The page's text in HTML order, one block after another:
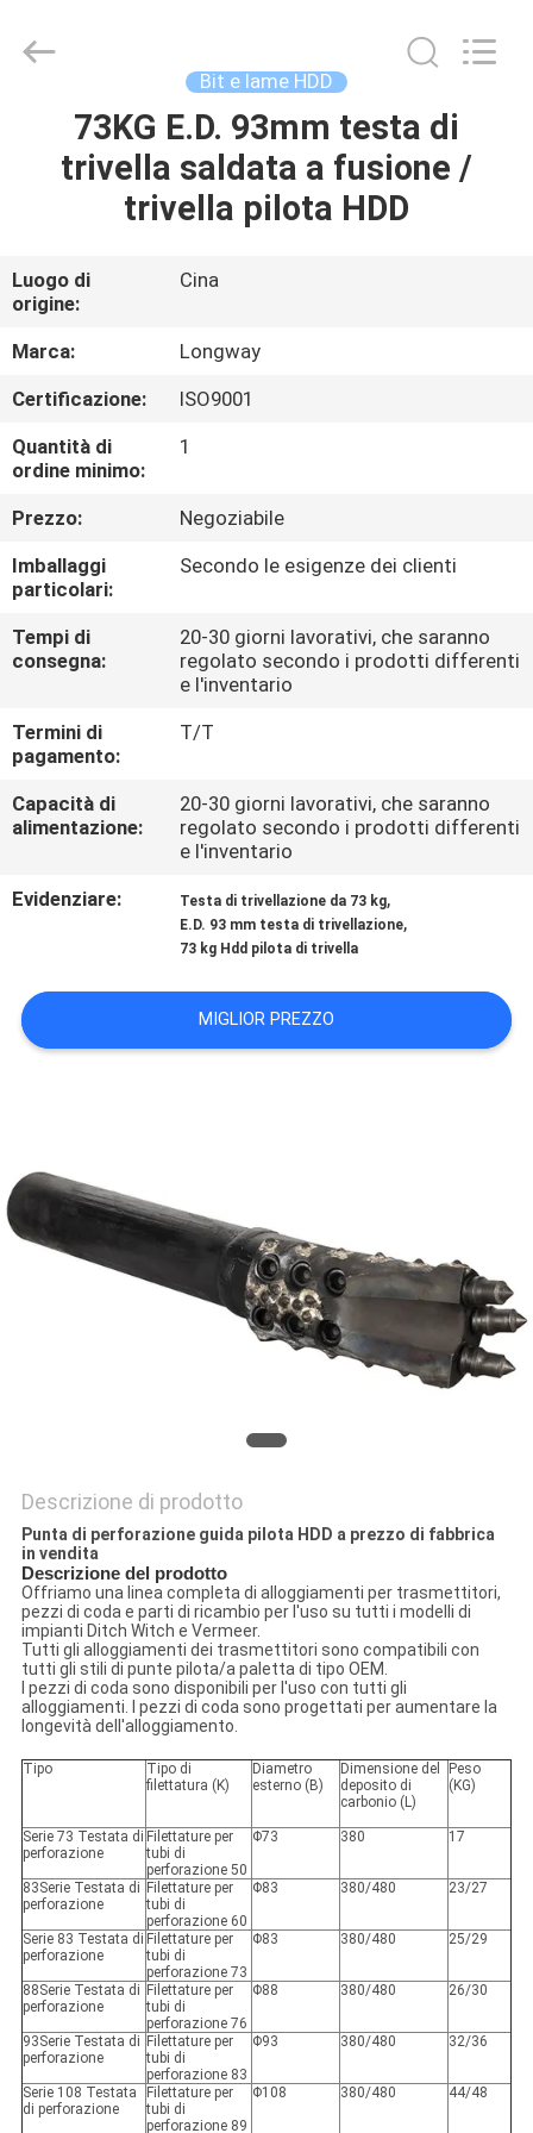
CASA.
PRODOTTI
VIDEO
DI
NOI
VISITA
ALLA
FABBRICA
CONTROLLO
DELLA
MAPPA
DEL
PRIVACY
POLICY
Drill
Bit e lame HDD
73KG E.D. 93mm testa di
trivella saldata a fusione /
trivella pilota HDD
Luogo di
origine:
Cina
Marca:
Longway
Certificazione:
ISO9001
Quantità di
ordine minimo:
1
Prezzo:
Negoziabile
Imballaggi
particolari:
Secondo le esigenze dei clienti
Tempi di
consegna:
20-30 giorni lavorativi, che saranno
regolato secondo i prodotti differenti
e l'inventario
Termini di
pagamento:
T/T
Capacità di
alimentazione:
20-30 giorni lavorativi, che saranno
regolato secondo i prodotti differenti
e l'inventario
Evidenziare:
Testa di trivellazione da 73 kg,
E.D. 93 mm testa di trivellazione,
73 kg Hdd pilota di trivella
MIGLIOR PREZZO
Descrizione di prodotto
Punta di perforazione guida pilota HDD a prezzo di fabbrica
in vendita
Descrizione del prodotto
Offriamo una linea completa di alloggiamenti per trasmettitori,
pezzi di coda e parti di ricambio per l'uso su tutti i modelli di
impianti Ditch Witch e Vermeer.
Tutti gli alloggiamenti dei trasmettitori sono compatibili con
tutti gli stili di punte pilota/a paletta di tipo OEM.
I pezzi di coda sono disponibili per l'uso con tutti gli
alloggiamenti. I pezzi di coda sono progettati per aumentare la
longevità dell'alloggiamento.
Tipo
Tipo di
filettatura (K)
Diametro
esterno (B)
Dimensione del
deposito di
carbonio (L)
Peso
(KG)
Serie 73 Testata di
perforazione
Filettature per
tubi di
perforazione 50
Φ73 380 17
83Serie Testata di
perforazione
Filettature per
tubi di
perforazione 60
Φ83 380/480 23/27
Serie 83 Testata di
perforazione
Filettature per
tubi di
perforazione 73
Φ83 380/480 25/29
88Serie Testata di
perforazione
Filettature per
tubi di
perforazione 76
Φ88 380/480 26/30
93Serie Testata di
perforazione
Filettature per
tubi di
perforazione 83
Φ93 380/480 32/36
Serie 108 Testata
di perforazione
Filettature per
tubi di
perforazione 89
Φ108 380/480 44/48